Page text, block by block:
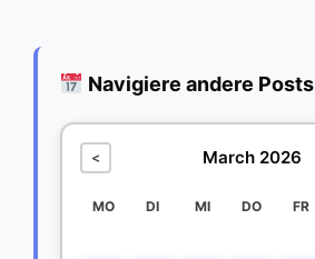
Navigiere andere Posts
< March 2026
MO DI MI DO FR